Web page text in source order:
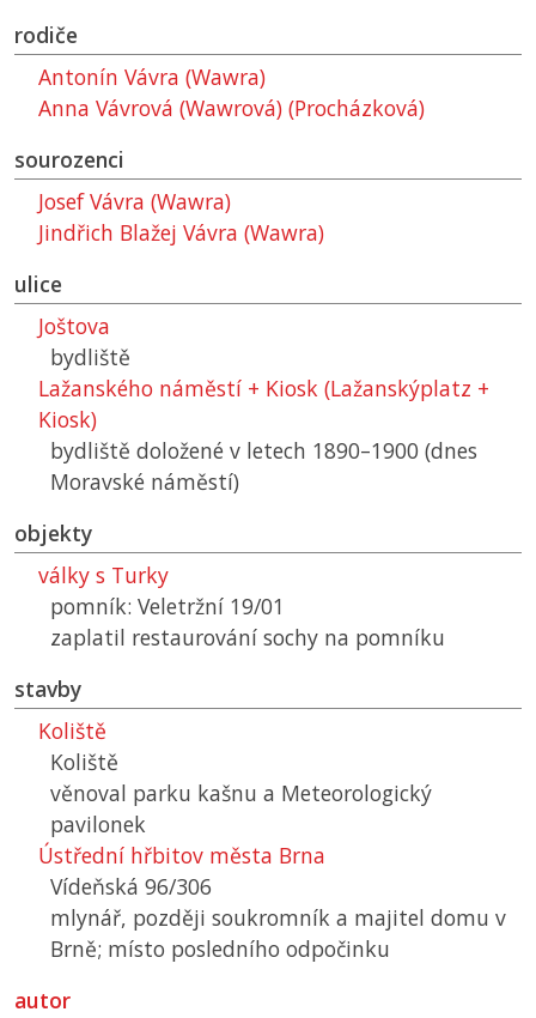
rodiče
Antonín Vávra (Wawra)
Anna Vávrová (Wawrová) (Procházková)
sourozenci
Josef Vávra (Wawra)
Jindřich Blažej Vávra (Wawra)
ulice
Joštova
bydliště
Lažanského náměstí + Kiosk (Lažanskýplatz +
Kiosk)
bydliště doložené v letech 1890–1900 (dnes
Moravské náměstí)
objekty
války s Turky
pomník: Veletržní 19/01
zaplatil restaurování sochy na pomníku
stavby
Koliště
Koliště
věnoval parku kašnu a Meteorologický
pavilonek
Ústřední hřbitov města Brna
Vídeňská 96/306
mlynář, později soukromník a majitel domu v
Brně; místo posledního odpočinku
autor